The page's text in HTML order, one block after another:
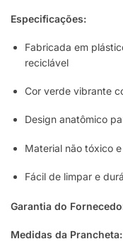
Especificações:
Fabricada em
reciclável
Cor verde vibrante
Design anatômico
Material não tóxico
Fácil de limpar e
Garantia do
Medidas da Prancheta: